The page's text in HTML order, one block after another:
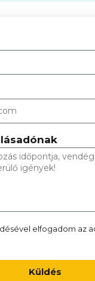
elfogadom az
Küldés